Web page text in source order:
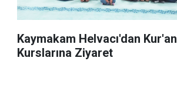
Kaymakam Helvacı'dan Kur'an
Kurslarına Ziyaret